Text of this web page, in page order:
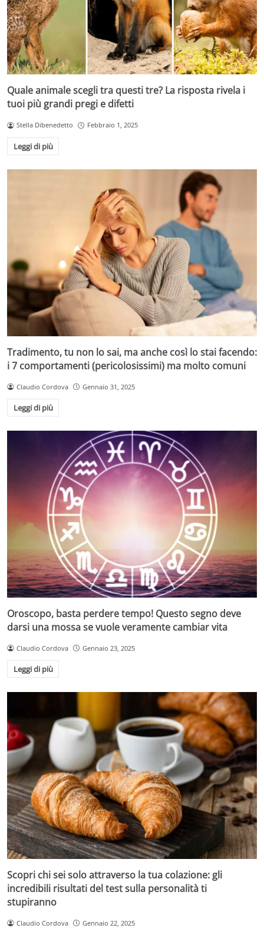
Quale animale scegli tra questi tre? La risposta rivela i
tuoi più grandi pregi e difetti
Stella Dibenedetto Febbraio 1, 2025
Leggi di più
Tradimento, tu non lo sai, ma anche così lo stai facendo:
i 7 comportamenti (pericolosissimi) ma molto comuni
Claudio Cordova Gennaio 31, 2025
Leggi di più
Oroscopo, basta perdere tempo! Questo segno deve
darsi una mossa se vuole veramente cambiar vita
Claudio Cordova Gennaio 23, 2025
Leggi di più
Scopri chi sei solo attraverso la tua colazione: gli
incredibili risultati del test sulla personalità ti
stupiranno
Claudio Cordova Gennaio 22, 2025